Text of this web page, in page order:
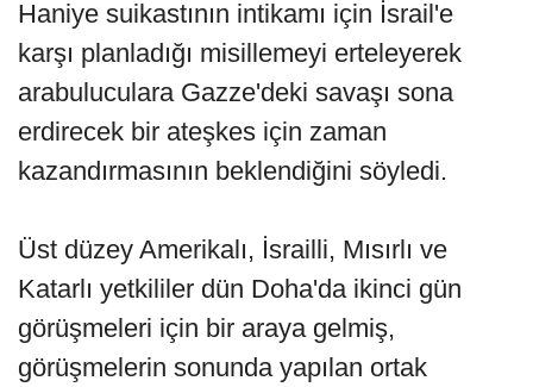
Haniye suikastının intikamı için İsrail'e
karşı planladığı misillemeyi erteleyerek
arabuluculara Gazze'deki savaşı sona
erdirecek bir ateşkes için zaman
kazandırmasının beklendiğini söyledi.
Üst düzey Amerikalı, İsrailli, Mısırlı ve
Katarlı yetkililer dün Doha'da ikinci gün
görüşmeleri için bir araya gelmiş,
görüşmelerin sonunda yapılan ortak